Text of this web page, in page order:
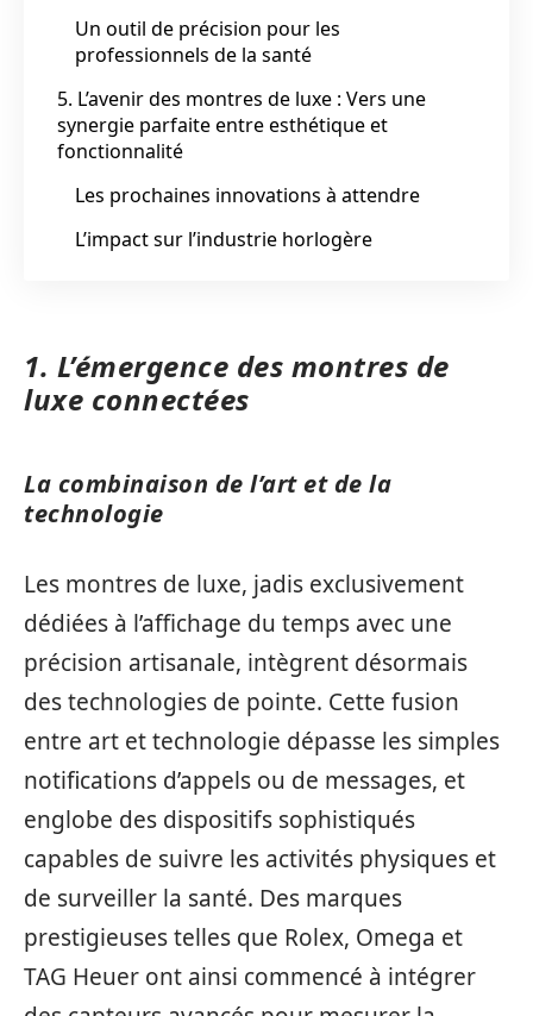
Un outil de précision pour les
professionnels de la santé
5. L’avenir des montres de luxe : Vers une
synergie parfaite entre esthétique et
fonctionnalité
Les prochaines innovations à attendre
L’impact sur l’industrie horlogère
1. L’émergence des montres de
luxe connectées
La combinaison de l’art et de la
technologie
Les montres de luxe, jadis exclusivement
dédiées à l’affichage du temps avec une
précision artisanale, intègrent désormais
des technologies de pointe. Cette fusion
entre art et technologie dépasse les simples
notifications d’appels ou de messages, et
englobe des dispositifs sophistiqués
capables de suivre les activités physiques et
de surveiller la santé. Des marques
prestigieuses telles que Rolex, Omega et
TAG Heuer ont ainsi commencé à intégrer